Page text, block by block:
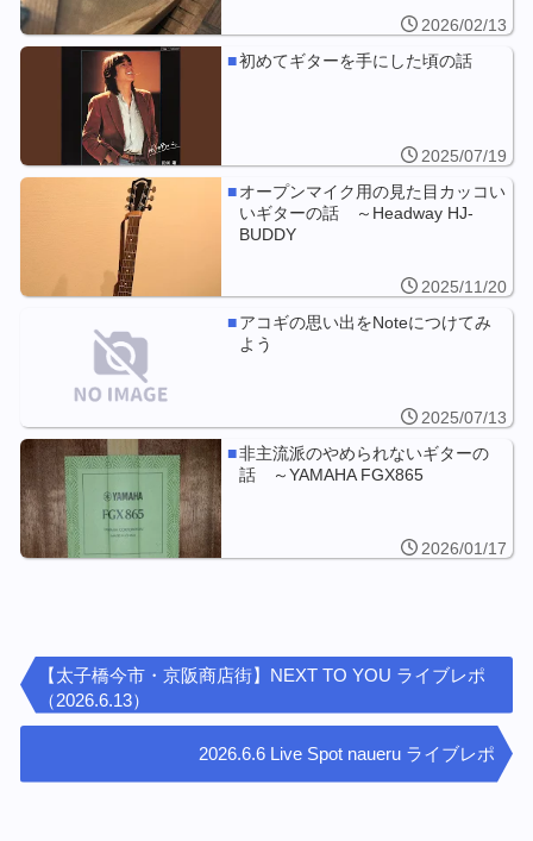
2026/02/13
初めてギターを手にした頃の話
2025/07/19
オープンマイク用の見た目カッコい
いギターの話 ～Headway HJ-
BUDDY
2025/11/20
アコギの思い出をNoteにつけてみ
よう
2025/07/13
非主流派のやめられないギターの
話 ～YAMAHA FGX865
2026/01/17
【太子橋今市・京阪商店街】NEXT TO YOU ライブレポ
（2026.6.13）
2026.6.6 Live Spot naueru ライブレポ